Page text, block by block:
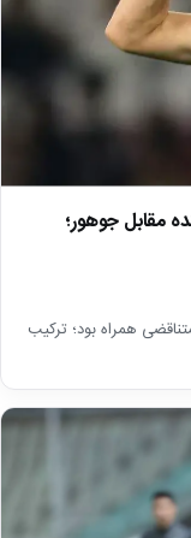
مقابل جوهور؛
همراه بود؛ ترکیب